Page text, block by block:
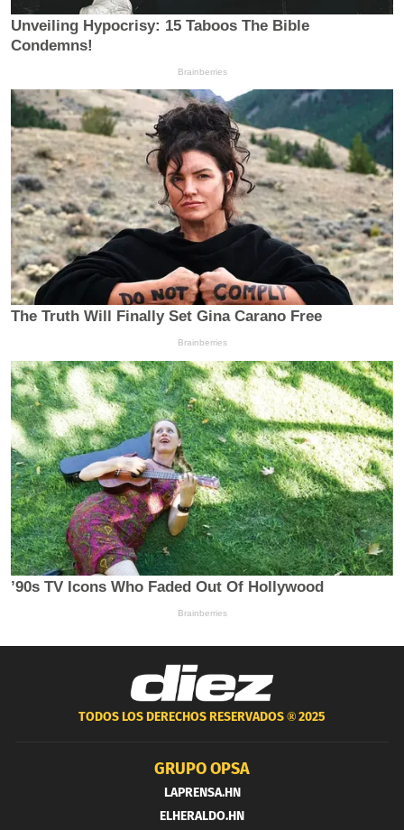
TODOS LOS DERECHOS RESERVADOS ®2025
GRUPO OPSA
LAPRENSA.HN
ELHERALDO.HN